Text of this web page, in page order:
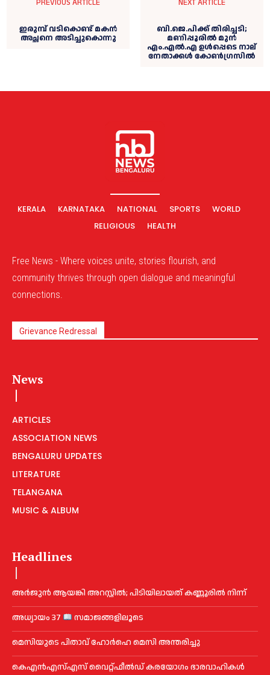
PREVIOUS ARTICLE
ഇരുമ്പ് വടികൊണ്ട് മകൻ
അച്ഛനെ അടിച്ചുകൊന്നു
NEXT ARTICLE
ബി.ജെ.പിക്ക് തിരിച്ചടി;
മണിപ്പൂരില്‍ മുൻ
എം.എല്‍.എ ഉള്‍പ്പെടെ നാല്
നേതാക്കള്‍ കോണ്‍ഗ്രസില്‍
KERALA KARNATAKA NATIONAL SPORTS
WORLD
RELIGIOUS
HEALTH
Free News - Where voices unite, stories flourish, and
community thrives through open dialogue and meaningful
connections.
Grievance Redressal
News
ARTICLES
ASSOCIATION NEWS
BENGALURU UPDATES
LITERATURE
TELANGANA
MUSIC & ALBUM
Headlines
അ​ർ​ജു​ൻ ആ​യ​ങ്കി അ​റ​സ്റ്റി​ൽ; പി​ടി​യി​ലാ​യ​ത് ക​ണ്ണൂ​രി​ൽ നി​ന്ന്
അധ്യായം 37 സമാജങ്ങളിലൂടെ
മെ​സിയുടെ പിതാവ് ഹോർഹെ മെ​സി അന്തരിച്ചു
കെഎൻഎസ്എസ് വൈറ്റ്ഫീൽഡ് കരയോഗം ഭാരവാഹികള്‍